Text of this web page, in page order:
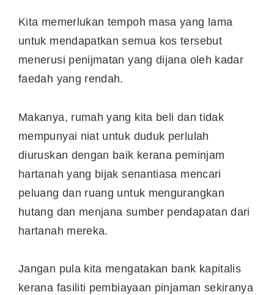
Kita memerlukan tempoh masa yang lama
untuk mendapatkan semua kos tersebut
menerusi penijmatan yang dijana oleh kadar
faedah yang rendah.
Makanya, rumah yang kita beli dan tidak
mempunyai niat untuk duduk perlulah
diuruskan dengan baik kerana peminjam
hartanah yang bijak senantiasa mencari
peluang dan ruang untuk mengurangkan
hutang dan menjana sumber pendapatan dari
hartanah mereka.
Jangan pula kita mengatakan bank kapitalis
kerana fasiliti pembiayaan pinjaman sekiranya